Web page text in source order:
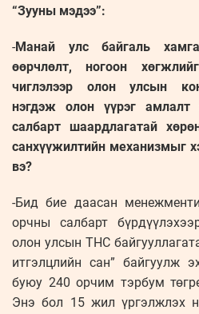
“Зууны мэдээ”:
-Манай улс байгаль
өөрчлөлт, ногоон
чиглэлээр олон улсын
нэгдэж олон үүрэг
салбарт шаардлагатай
санхүүжилтийн механизмыг
вэ?
-Бид бие даасан
орчны салбарт
олон улсын ТНС
итгэлцлийн сан” байгуулж
буюу 240 орчим тэрбум
Энэ бол 15 жил үргэлжлэх